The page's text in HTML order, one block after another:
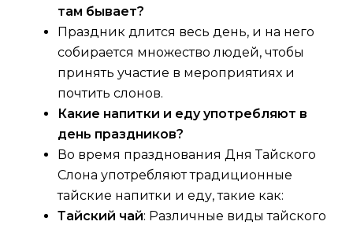
там бывает?
Праздник длится весь день, и на него
собирается множество людей, чтобы
принять участие в мероприятиях и
почтить слонов.
Какие напитки и еду употребляют в
день праздников?
Во время празднования Дня Тайского
Слона употребляют традиционные
тайские напитки и еду, такие как:
Тайский чай: Различные виды тайского